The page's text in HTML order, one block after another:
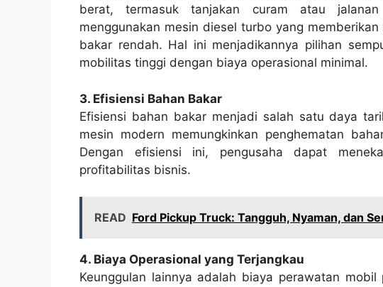
berat, termasuk tanjakan curam atau
menggunakan mesin diesel turbo yang
bakar rendah. Hal ini menjadikannya pilihan
mobilitas tinggi dengan biaya operasional minimal.
3. Efisiensi Bahan Bakar
Efisiensi bahan bakar menjadi salah satu daya
mesin modern memungkinkan penghematan
Dengan efisiensi ini, pengusaha dapat
profitabilitas bisnis.
READ Ford Pickup Truck: Tangguh, Nyaman, dan
4. Biaya Operasional yang Terjangkau
Keunggulan lainnya adalah biaya perawatan